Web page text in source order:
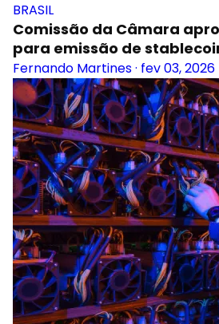
BRASIL
Comissão da Câmara
para emissão de
Fernando Martines· fev 03, 2026